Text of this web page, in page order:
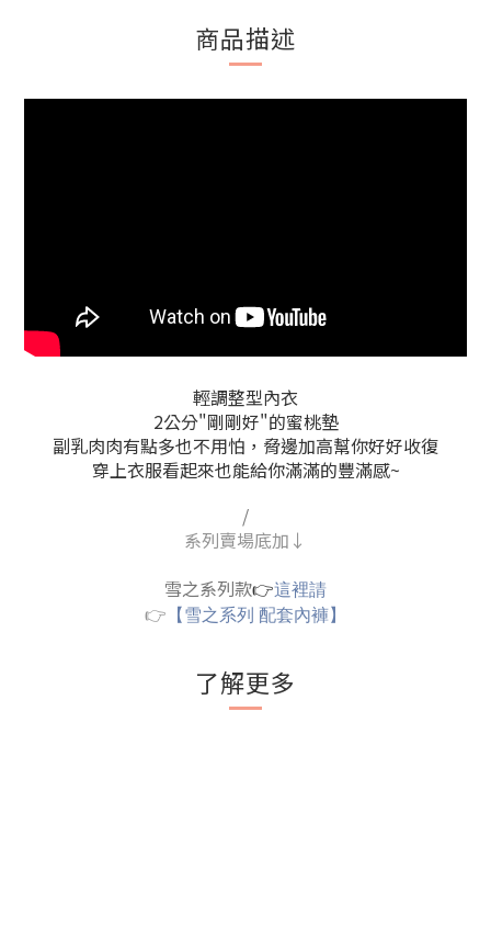
商品描述
輕調整型內衣
2公分"剛剛好"的蜜桃墊
副乳肉肉有點多也不用怕，脅邊加高幫你好好收復
穿上衣服看起來也能給你滿滿的豐滿感~
/
系列賣場底加↓
雪之系列款👉這裡請
👉 【雪之系列 配套內褲】
了解更多